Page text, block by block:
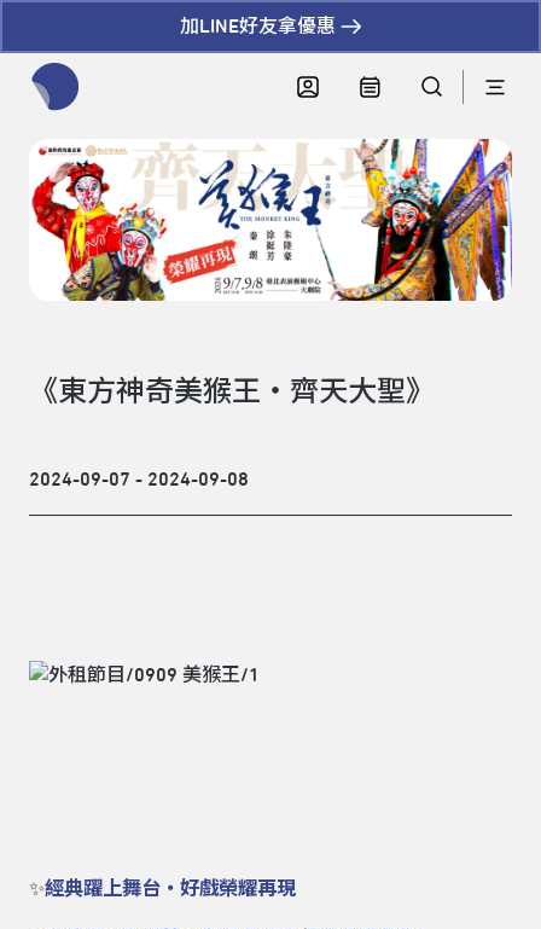
加LINE好友拿優惠
《東方神奇美猴王・齊天大聖》
2024-09-07 - 2024-09-08
✨經典躍上舞台・好戲榮耀再現